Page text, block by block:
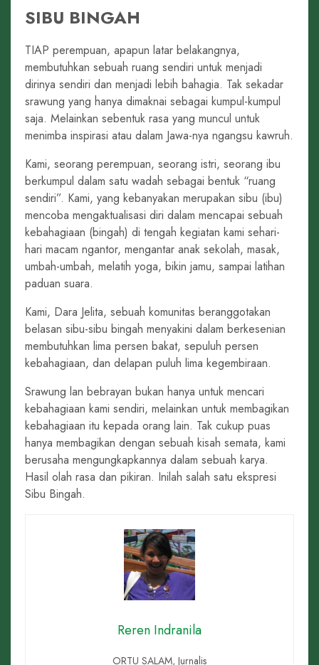
SIBU BINGAH
TIAP perempuan, apapun latar belakangnya,
membutuhkan sebuah ruang sendiri untuk menjadi
dirinya sendiri dan menjadi lebih bahagia. Tak sekadar
srawung yang hanya dimaknai sebagai kumpul-kumpul
saja. Melainkan sebentuk rasa yang muncul untuk
menimba inspirasi atau dalam Jawa-nya ngangsu kawruh.
Kami, seorang perempuan, seorang istri, seorang ibu
berkumpul dalam satu wadah sebagai bentuk “ruang
sendiri”. Kami, yang kebanyakan merupakan sibu (ibu)
mencoba mengaktualisasi diri dalam mencapai sebuah
kebahagiaan (bingah) di tengah kegiatan kami sehari-
hari macam ngantor, mengantar anak sekolah, masak,
umbah-umbah, melatih yoga, bikin jamu, sampai latihan
paduan suara.
Kami, Dara Jelita, sebuah komunitas beranggotakan
belasan sibu-sibu bingah menyakini dalam berkesenian
membutuhkan lima persen bakat, sepuluh persen
kebahagiaan, dan delapan puluh lima kegembiraan.
Srawung lan bebrayan bukan hanya untuk mencari
kebahagiaan kami sendiri, melainkan untuk membagikan
kebahagiaan itu kepada orang lain. Tak cukup puas
hanya membagikan dengan sebuah kisah semata, kami
berusaha mengungkapkannya dalam sebuah karya.
Hasil olah rasa dan pikiran. Inilah salah satu ekspresi
Sibu Bingah.
Reren Indranila
ORTU SALAM, Jurnalis